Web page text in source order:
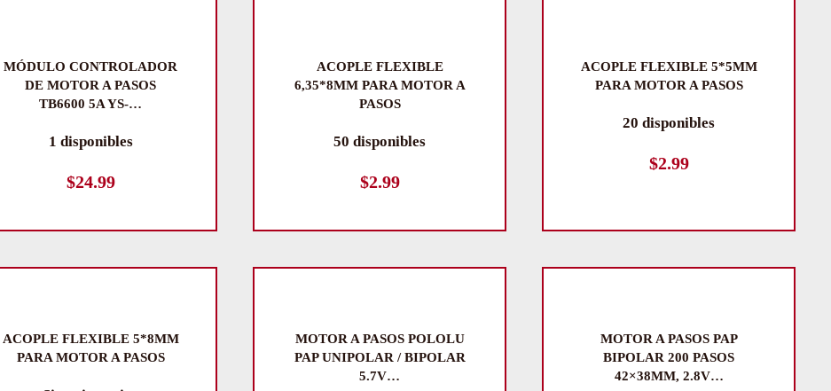
MÓDULO CONTROLADOR
DE MOTOR A PASOS
TB6600 5A YS-…
1 disponibles
$24.99
ACOPLE FLEXIBLE
6,35*8MM PARA MOTOR A
PASOS
50 disponibles
$2.99
ACOPLE FLEXIBLE 5*5MM
PARA MOTOR A PASOS
20 disponibles
$2.99
ACOPLE FLEXIBLE 5*8MM
PARA MOTOR A PASOS
MOTOR A PASOS POLOLU
PAP UNIPOLAR / BIPOLAR
5.7V…
MOTOR A PASOS PAP
BIPOLAR 200 PASOS
42×38MM, 2.8V…